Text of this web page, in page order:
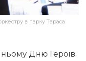
в парку Тараса
Дню Героїв.